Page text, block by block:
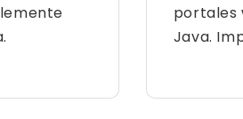
portales
Java.